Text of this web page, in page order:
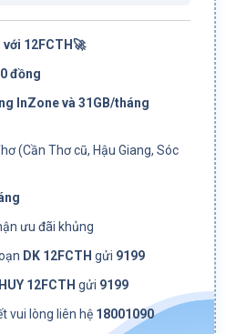
12FCTH🚀
đồng
InZone và 31GB/tháng
(Cần Thơ cũ, Hậu Giang, Sóc
ưu đãi khủng
DK 12FCTH gửi 9199
HUY 12FCTH gửi 9199
vui lòng liên hệ 18001090